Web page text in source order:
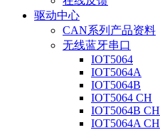
驱动中心
CAN系列产品资料
无线蓝牙串口
IOT5064
IOT5064A
IOT5064B
IOT5064 CH
IOT5064B CH
IOT5064A CH